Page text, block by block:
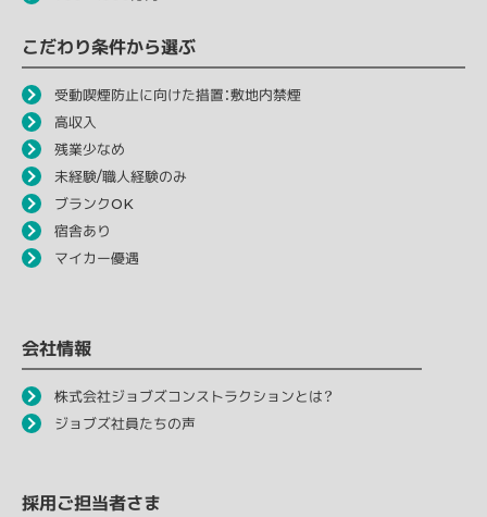
こだわり条件から選ぶ
受動喫煙防止に向けた措置：敷地内禁煙
高収入
残業少なめ
未経験/職人経験のみ
ブランクOK
宿舎あり
マイカー優遇
会社情報
株式会社ジョブズコンストラクションとは？
ジョブズ社員たちの声
採用ご担当者さま